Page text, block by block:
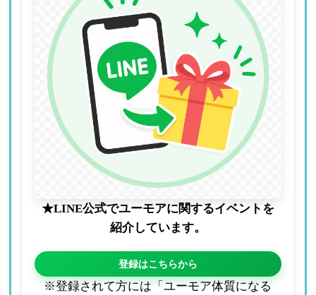
★LINE公式でユーモアに関するイベントを
紹介しています。
登録はこちらから
※登録されて方には「ユーモア体質になる